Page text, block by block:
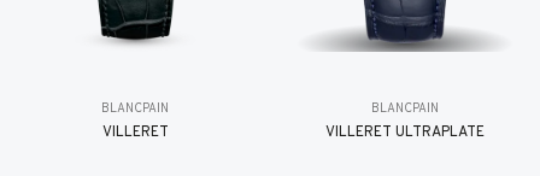
BLANCPAIN
VILLERET
BLANCPAIN
VILLERET ULTRAPLATE